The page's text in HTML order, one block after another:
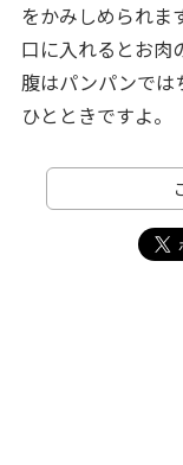
をかみしめられま
口に入れるとお肉
腹はパンパンでは
ひとときですよ。